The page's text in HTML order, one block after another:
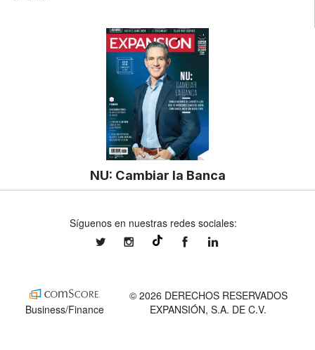
NU: Cambiar la Banca
Síguenos en nuestras redes sociales:
expansionmxexpansionmx ExpansionMex
Business/Finance
© 2026 DERECHOS RESERVADOS
EXPANSIÓN, S.A. DE C.V.